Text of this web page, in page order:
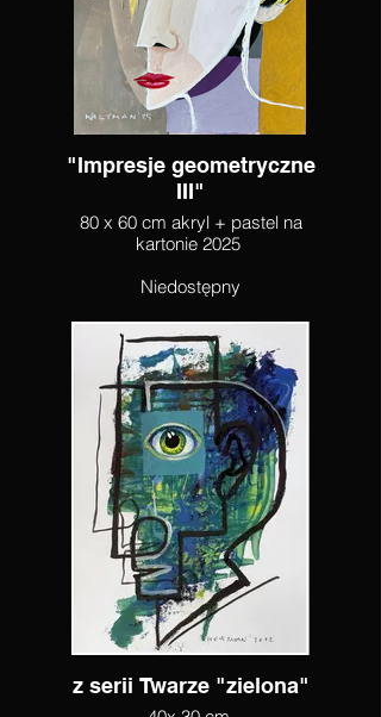
"Impresje geometryczne
III"
80 x 60 cm akryl + pastel na
kartonie 2025
Niedostępny
z serii Twarze "zielona"